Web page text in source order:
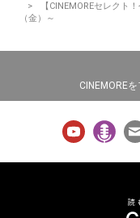
【CINEMOREセレクト
（金）～
CINEMORE